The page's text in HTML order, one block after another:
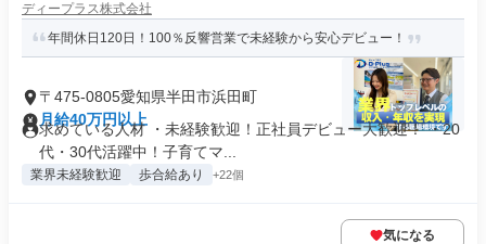
ディープラス株式会社
年間休日120日！100％反響営業で未経験から安心デビュー！
〒475-0805愛知県半田市浜田町
月給40万円以上
求めている人材 ・未経験歓迎！正社員デビュー大歓迎！ ・20
代・30代活躍中！子育てマ...
業界未経験歓迎 歩合給あり +22個
気になる